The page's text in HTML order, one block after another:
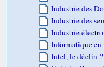
Industrie des
Industrie des
Industrie
Informatique en
Intel, le déclin ?